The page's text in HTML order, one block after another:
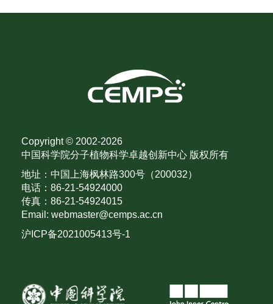
Copyright © 2002-2026
中国科学院分子植物科学卓越创新中心 版权所有
地址：中国上海枫林路300号（200032）
电话：86-21-54924000
传真：86-21-54924015
Email: webmaster@cemps.ac.cn
沪ICP备2021005413号-1